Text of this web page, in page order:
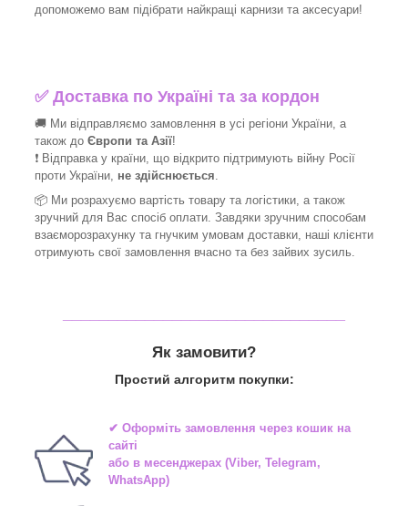
допоможемо вам підібрати найкращі карнизи та аксесуари!
✅Доставка по Україні та за кордон
🚚 Ми відправляємо замовлення в усі регіони України, а
також до Європи та Азії!
❗ Відправка у країни, що відкрито підтримують війну Росії
проти України, не здійснюється
📦 Ми розрахуємо вартість товару та логістики, а також
зручний для Вас спосіб оплати. Завдяки зручним способам
взаєморозрахунку та гнучким умовам доставки, наші клієнти
отримують свої замовлення вчасно та без зайвих зусиль.
Як замовити?
Простий алгоритм покупки:
✔ Оформіть замовлення через кошик на
сайті
або в месенджерах(Viber, Telegram,
WhatsApp)